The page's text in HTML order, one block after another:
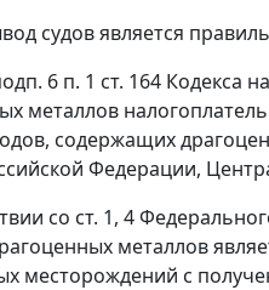
судов является
6 п. 1 ст. 164 Кодекса
металлов
содержащих
Федерации,
со ст. 1, 4
металлов
месторождений с